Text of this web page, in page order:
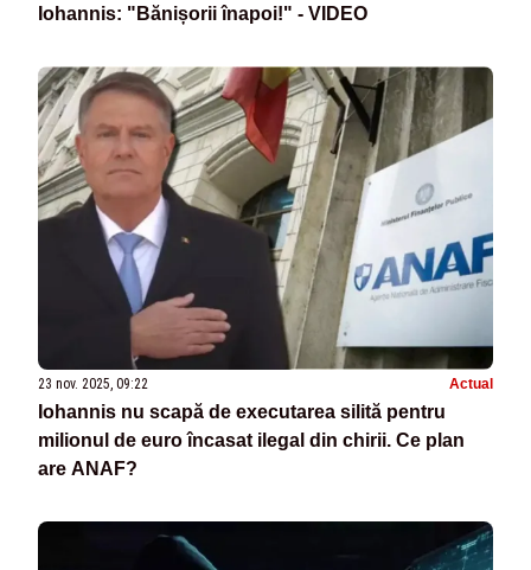
Iohannis: "Bănișorii înapoi!" - VIDEO
23 nov. 2025, 09:22 Actual
Iohannis nu scapă de executarea silită pentru
milionul de euro încasat ilegal din chirii. Ce plan
are ANAF?